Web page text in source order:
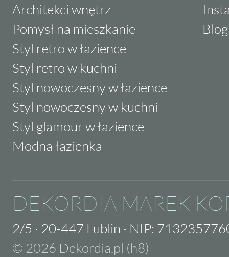
Architekci wnętrz
Pomysł na mieszkanie
Styl retro w łazience
Styl retro w kuchni
Styl nowoczesny w łazience
Styl nowoczesny w kuchni
Styl glamour w łazience
Modna łazienka
Blog
DEKORDIA MAREK
2/5 · 20-447 Lublin · NIP:
© 2026 Dekordia.pl (h8)